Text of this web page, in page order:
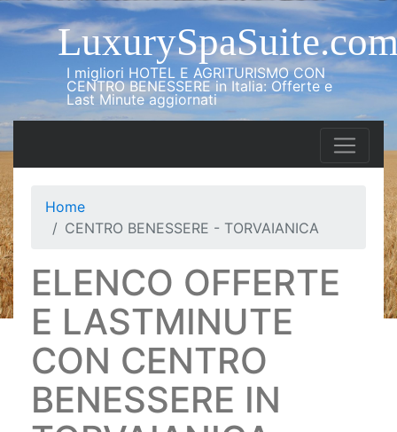
I migliori HOTEL E AGRITURISMO CON
CENTRO BENESSERE in Italia: Offerte e
Last Minute aggiornati
Home
CENTRO BENESSERE - TORVAIANICA
ELENCO OFFERTE
E LASTMINUTE
CON CENTRO
BENESSERE IN